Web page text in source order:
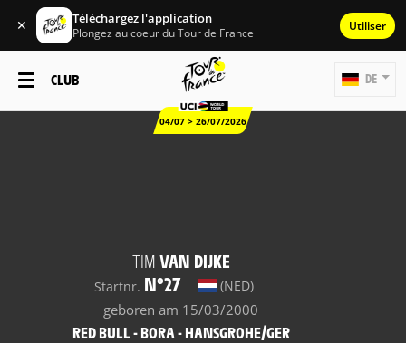
✕ Téléchargez l'application
Plongez au coeur du Tour de France Utiliser
CLUB
04/07 > 26/07/2026
DE
TIM VAN DIJKE
Startnr. N°27 (NED)
geboren am 15/03/2000
RED BULL - BORA - HANSGROHE/GER